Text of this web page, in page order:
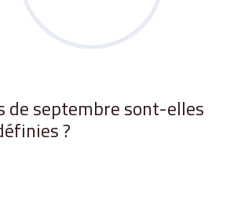
de septembre sont-elles
?